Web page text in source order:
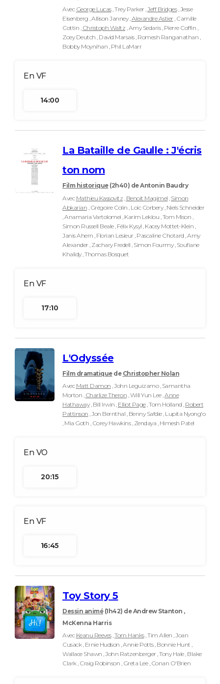
Avec George Lucas, Trey Parker ,Jeff Bridges, Jesse
Eisenberg , Allison Janney ,Alexandre Astier , Camille
Cottin , Christoph Waltz , Amy Sedaris , Pierre Coffin ,
Zoey Deutch , David Marsais , Romesh Ranganathan ,
Bobby Moynihan , Phil LaMarr
14:00
La Bataille de Gaulle : J'écris
ton nom
Film historique (2h40) de Antonin Baudry
Avec Mathieu Kassovitz Benoit Magimel Simon
Abkarian , Grégoire Colin , Loïc Corbery , Niels Schneider
, Anamaria Vartolomei , Karim Leklou , Tom Mison ,
Simon Russell Beale , Félix Kysyl , Kacey Mottet-Klein ,
Janis Ahern , Florian Lesieur , Pascaline Chotard , Amy
Alexander , Zachary Fredell , Simon Fourmy , Soufiane
Khalidy , Thomas Bosquet
17:10
L'Odyssée
Film dramatique de Christopher Nolan
Avec Matt Damon , John Leguizamo , Samantha
Morton , Charlize Theron , Will Yun Lee , Anne
Hathaway, Bill Irwin , Elliot Page, Tom Holland , Robert
Pattinson , Jon Bernthal , Benny Safdie , Lupita Nyong'o
, Mia Goth , Corey Hawkins , Zendaya , Himesh Patel
20:15
16:45
Toy Story 5
Dessin animé (1h42) de Andrew Stanton ,
McKenna Harris
Avec Keanu Reeves, Tom Hanks, Tim Allen , Joan
Cusack , Ernie Hudson , Annie Potts , Bonnie Hunt ,
Wallace Shawn , John Ratzenberger , Tony Hale , Blake
Clark , Craig Robinson , Greta Lee , Conan O'Brien